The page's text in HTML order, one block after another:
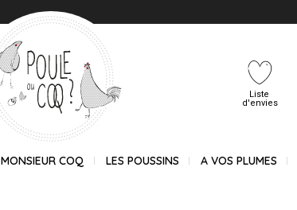
Liste
d'envies
MONSIEUR COQ LES POUSSINS A VOS PLUMES